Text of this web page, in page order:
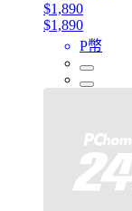
$1,890
$1,890
P幣